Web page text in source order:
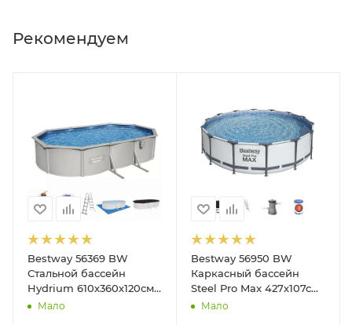
Рекомендуем
Bestway 56369 BW
Стальной бассейн
Hydrium 610х360х120см,
19929л, песч.фил.-нас
Мало
Bestway 56950 BW
Каркасный бассейн
Steel Pro Max 427х107см,
13030л, фил.-насос
Мало